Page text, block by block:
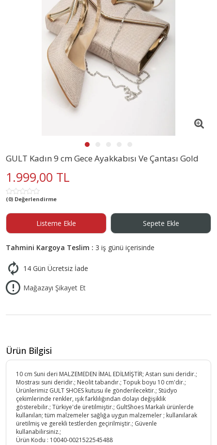
GULT Kadın 9 cm Gece Ayakkabısı Ve Çantası Gold
1.999,00 TL
(0) Değerlendirme
Listeme Ekle Sepete Ekle
Tahmini Kargoya Teslim : 3 iş günü içerisinde
14 Gün Ücretsiz İade
Mağazayı Şikayet Et
Ürün Bilgisi
10 cm Suni deri MALZEMEDEN İMAL EDİLMİŞTİR; Astarı suni deridir.;
Mostrası suni deridir.; Neolit tabandır.; Topuk boyu 10 cm'dir.;
Ürünlerimiz GULT SHOES kutusu ile gönderilecektir.; Stüdyo
çekimlerinde renkler, ışık farklılığından dolayı değişiklik
gösterebilir.; Türkiye'de üretilmiştir.; GultShoes Markalı ürünlerde
kullanılan; tüm malzemeler sağlığa uygun malzemeler ; kullanılarak
üretilmiş ve gerekli testlerden geçirilmiştir.; Güvenle
kullanabilirsiniz.;
Ürün Kodu : 10040-0021522545488